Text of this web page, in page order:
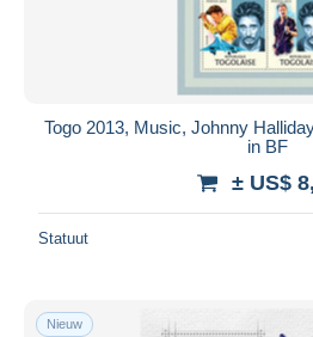
Togo 2013, Music, Johnny
in BF
± US$
Statuut
Nieuw